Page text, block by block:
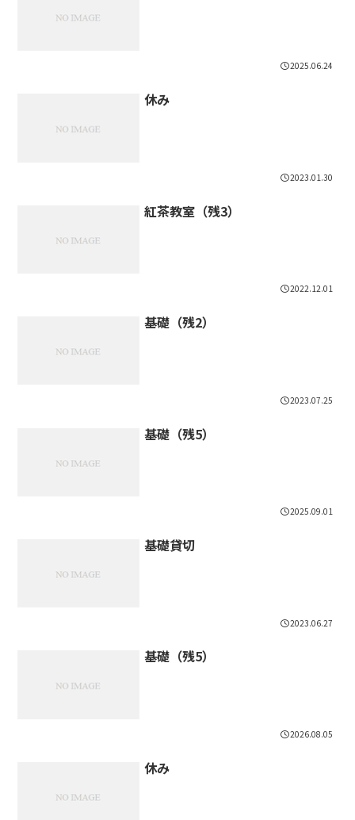
2025.06.24
休み
2023.01.30
紅茶教室（残3）
2022.12.01
基礎（残2）
2023.07.25
基礎（残5）
2025.09.01
基礎貸切
2023.06.27
基礎（残5）
2026.08.05
休み